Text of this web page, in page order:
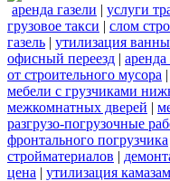
аренда газели | услуги
грузовое такси | слом
газель | утилизация ванны
офисный переезд | аренда
от строительного мусора |
мебели с грузчиками
межкомнатных дверей |
разгрузо-погрузочные
фронтального погрузчика
стройматериалов |
цена | утилизация